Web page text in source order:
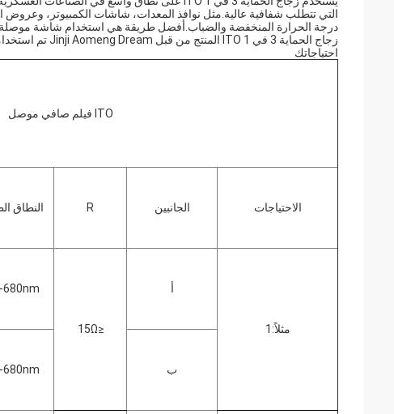
التي تتطلب شفافية عالية.مثل نوافذ المعدات، شاشات الكمبيوتر، وعروض
درجة الحرارة المنخفضة والضباب.أفضل طريقة هي استخدام شاشة
زجاج الحماية 3 في 1 ITO المنتج من قبل Jinji Aomeng Dream تم استخدامه منذ فترة طويلة في نافذة الاتصالات.
احتياجاتك
ITO فيلم صافي موصل
الاحتياجات الجانبين R النطاق
مثلاً:1
أ
≤15Ω
680nm
ب 680nm